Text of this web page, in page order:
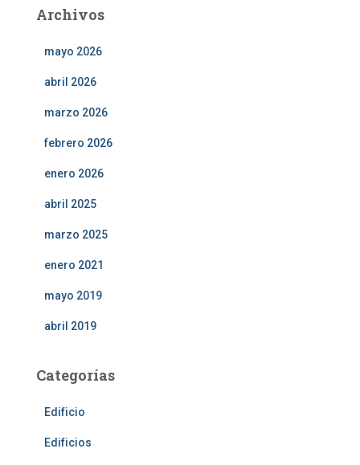
Archivos
mayo 2026
abril 2026
marzo 2026
febrero 2026
enero 2026
abril 2025
marzo 2025
enero 2021
mayo 2019
abril 2019
Categorías
Edificio
Edificios